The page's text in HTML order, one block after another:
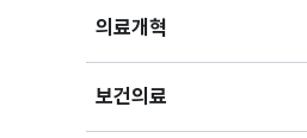
의료개혁
펼치기
보건의료
펼치기